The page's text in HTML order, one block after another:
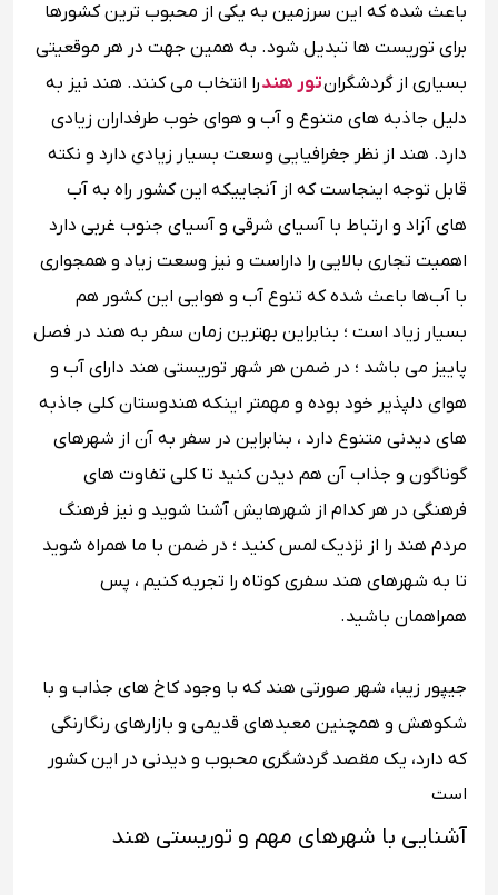
باعث شده که این سرزمین به یکی از محبوب ‌ترین کشورها
برای توریست ها تبدیل شود. به همین جهت در هر موقعیتی
بسیاری از گردشگرانتور هندرا انتخاب می کنند. هند نیز به
دلیل جاذبه های متنوع و آب و هوای خوب طرفداران زیادی
دارد. هند از نظر جغرافیایی وسعت بسیار زیادی دارد و نکته
قابل توجه اینجاست که از آنجاییکه این کشور راه به آب
‌های آزاد و ارتباط با آسیای شرقی و آسیای جنوب غربی دارد
اهمیت تجاری بالایی را داراست و نیز وسعت زیاد و همجواری
با آب‌ها باعث شده که تنوع آب و هوایی این کشور هم
بسیار زیاد است ؛ بنابراین بهترین زمان سفر به هند در فصل
پاییز می باشد ؛ در ضمن هر شهر توریستی هند دارای آب و
هوای دلپذیر خود بوده و مهمتر اینکه هندوستان کلی جاذبه
های دیدنی متنوع دارد ، بنابراین در سفر به آن از شهرهای
گوناگون و جذاب آن هم دیدن کنید تا کلی تفاوت های
فرهنگی در هر کدام از شهرهایش آشنا شوید و نیز فرهنگ
مردم هند را از نزدیک لمس کنید ؛ در ضمن با ما همراه شوید
تا به شهرهای هند سفری کوتاه را تجربه کنیم ، پس
همراهمان باشید.
جیپور زیبا، شهر صورتی هند که با وجود کاخ‌ های جذاب و با
شکوهش و همچنین معبدهای قدیمی و بازارهای رنگارنگی
که دارد، یک مقصد گردشگری محبوب و دیدنی در این کشور
است
آشنایی با شهرهای مهم و توریستی هند